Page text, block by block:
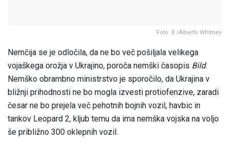
Foto: X /Alberto Whitney
Nemčija se je odločila, da ne bo več pošiljala velikega
vojaškega orožja v Ukrajino, poroča nemški časopis Bild.
Nemško obrambno ministrstvo je sporočilo, da Ukrajina v
bližnji prihodnosti ne bo mogla izvesti protiofenzive, zaradi
česar ne bo prejela več pehotnih bojnih vozil, havbic in
tankov Leopard 2, kljub temu da ima nemška vojska na voljo
še približno 300 oklepnih vozil.